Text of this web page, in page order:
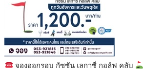
จองออกรอบ กัซซัน เลกาซี่ กอล์ฟ คลับ